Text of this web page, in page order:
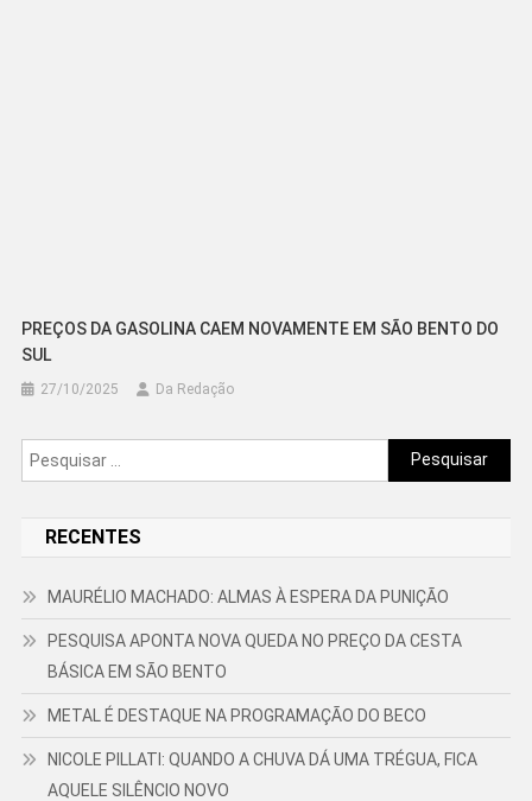
PREÇOS DA GASOLINA CAEM NOVAMENTE EM SÃO BENTO DO
SUL
27/10/2025 Da Redação
Pesquisar
por:
RECENTES
MAURÉLIO MACHADO: ALMAS À ESPERA DA PUNIÇÃO
PESQUISA APONTA NOVA QUEDA NO PREÇO DA CESTA
BÁSICA EM SÃO BENTO
METAL É DESTAQUE NA PROGRAMAÇÃO DO BECO
NICOLE PILLATI: QUANDO A CHUVA DÁ UMA TRÉGUA, FICA
AQUELE SILÊNCIO NOVO